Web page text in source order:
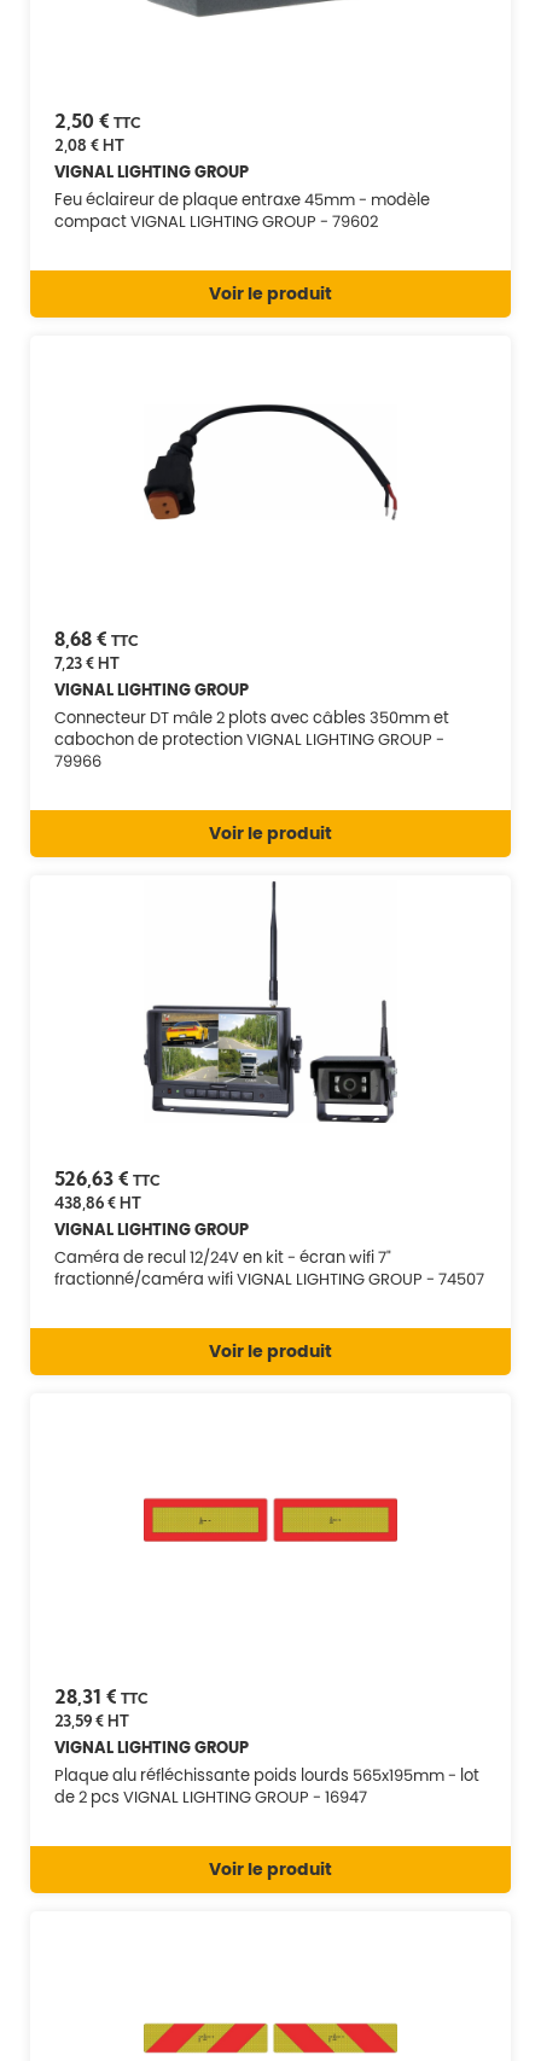
2,50 € TTC
2,08 €HT
VIGNAL LIGHTING GROUP
Feu éclaireur de plaque entraxe 45mm - modèle
compact VIGNAL LIGHTING GROUP - 79602
Voir le produit
8,68 € TTC
7,23 €HT
VIGNAL LIGHTING GROUP
Connecteur DT mâle 2 plots avec câbles 350mm et
cabochon de protection VIGNAL LIGHTING GROUP -
79966
Voir le produit
526,63 € TTC
438,86 €HT
VIGNAL LIGHTING GROUP
Caméra de recul 12/24V en kit - écran wifi 7"
fractionné/caméra wifi VIGNAL LIGHTING GROUP - 74507
Voir le produit
28,31 € TTC
23,59 €HT
VIGNAL LIGHTING GROUP
Plaque alu réfléchissante poids lourds 565x195mm - lot
de 2 pcs VIGNAL LIGHTING GROUP - 16947
Voir le produit